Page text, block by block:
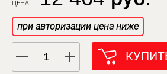
ЦЕНА
при авторизации цена ниже